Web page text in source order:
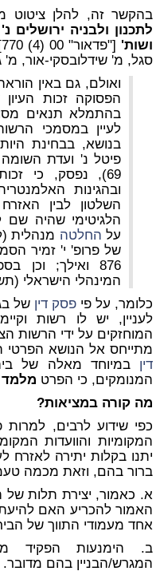
בהקשר זה, להלן ציטוט מע"א
לתכנון ולבניה
ושות'
סגל, מ' שידלובסקי-אור, מ'
ואולם, גם באין
הפסוקה זכות
בהתמלא תנאים
לעיין במסמכי
69), נפסק, כי
ובהגינות
הלגיטימי שהיה שם
על החלטה מנהלית
של פרופ' י' זמיר
876 ואילך;
המינהלי הישראלי (תשנ"ז)
כלומר, על פי פסק דין של
לעניין, יש לו רשות
המוחזקים על ידי הרשות
מתייחס אל הנושא הפרטי
דין במיוחד מאלה של
המנומקים, כי הפרט מלמד
מה קורה במציאות?
כפי שידוע לרבים, למרות
המקומיות והוועדות
יתנו בקלות יתירה לאזרח
ברור בהם, וזאת מכמה
א. כאמור, יצירת תלות
האמור להכריע האם
אחד מעמודי התווך של
ב. הימנעות הפקיד
המגרש/הבניין בהם מדובר.